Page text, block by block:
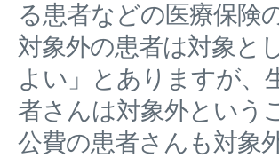
る患者などの医療保険
対象外の患者は対象と
よい」とありますが、
者さんは対象外という
公費の患者さんも対象